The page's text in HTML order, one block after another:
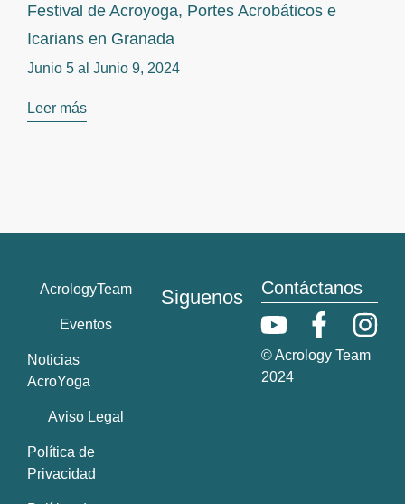
Festival de Acroyoga, Portes Acrobáticos e
Icarians en Granada
Junio 5 al Junio 9, 2024
Leer más
AcrologyTeam
Eventos
Noticias
AcroYoga
Aviso Legal
Política de
Privacidad
Siguenos Contáctanos
© Acrology Team
2024